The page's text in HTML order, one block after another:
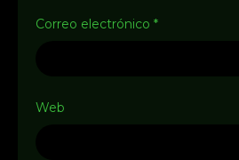
Correo electrónico *
Web